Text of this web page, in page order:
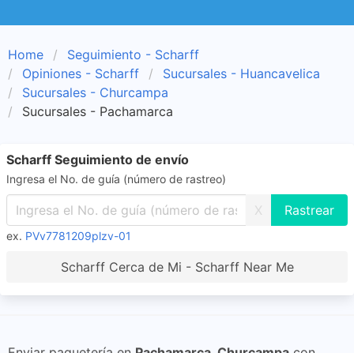
Home
Seguimiento - Scharff
Opiniones - Scharff
Sucursales - Huancavelica
Sucursales - Churcampa
Sucursales - Pachamarca
Scharff Seguimiento de envío
Ingresa el No. de guía (número de rastreo)
X
ex. PVv7781209plzv-01
Scharff Cerca de Mi - Scharff Near Me